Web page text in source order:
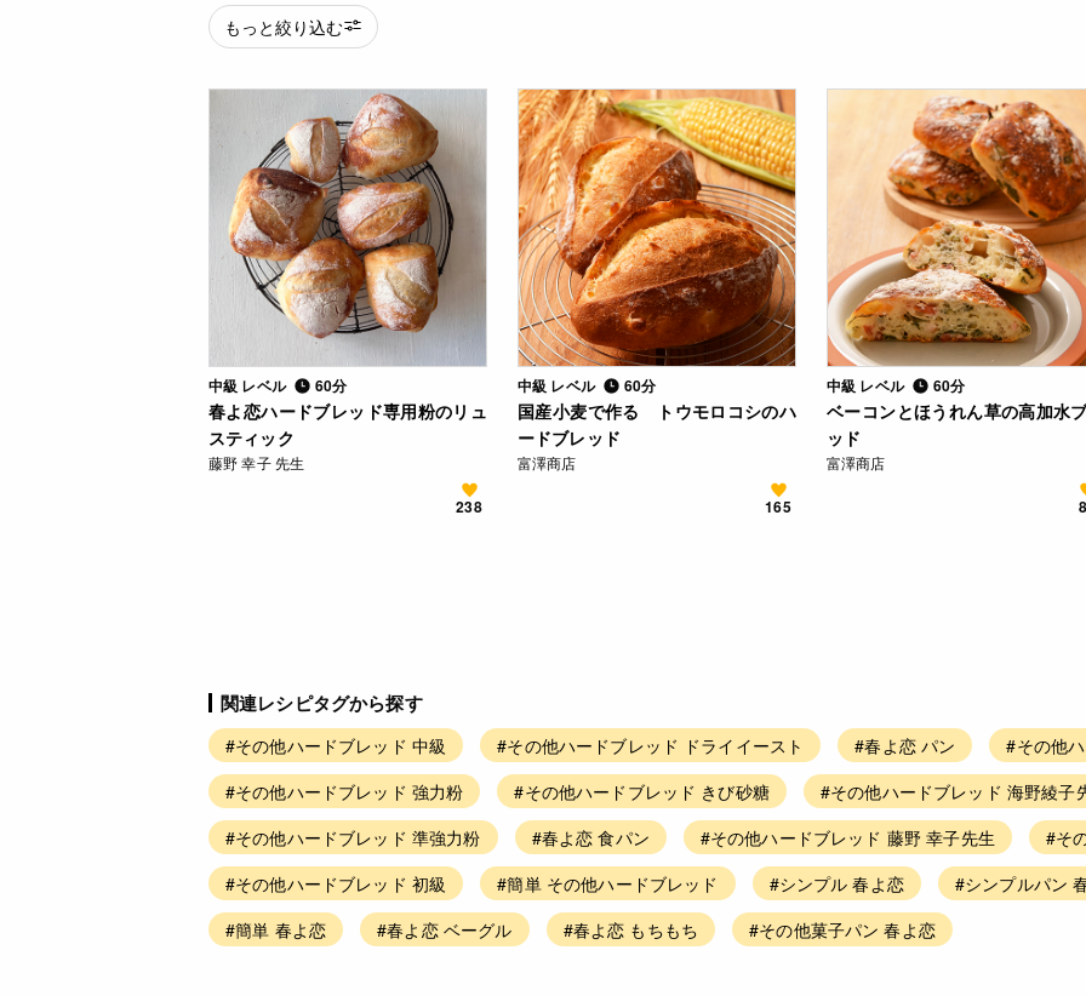
もっと絞り込む
中級 レベル 60分
春よ恋ハードブレッド専用粉のリュ
スティック
藤野 幸子 先生
238
中級 レベル 60分
国産小麦で作る トウモロコシのハ
ードブレッド
富澤商店
165
中級 レベル 60分
ベーコンとほうれん草の高加水
ッド
富澤商店
関連レシピタグから探す
#その他ハードブレッド 中級 #その他ハードブレッド ドライイースト #春よ恋 パン
#その他
#その他ハードブレッド 強力粉
#その他ハードブレッド きび砂糖
#その他ハードブレッド 海野綾子
#その他ハードブレッド 準強力粉
#春よ恋 食パン #その他ハードブレッド 藤野 幸子先生
#そ
#その他ハードブレッド 初級
#簡単 その他ハードブレッド #シンプル 春よ恋
#シンプルパン
#簡単 春よ恋
#春よ恋 ベーグル #春よ恋 もちもち #その他菓子パン 春よ恋